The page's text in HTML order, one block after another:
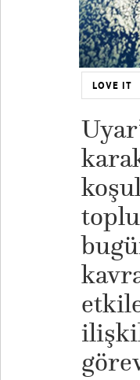
LOVE IT